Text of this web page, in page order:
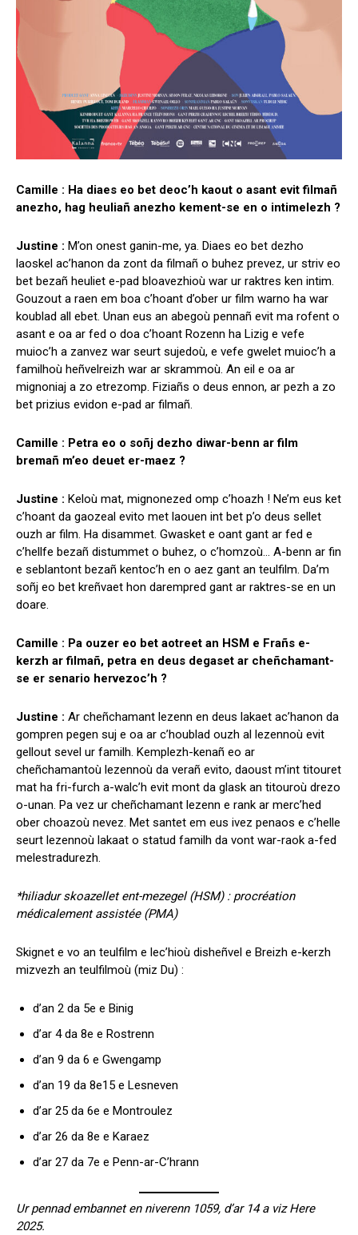
Camille : Ha diaes eo bet deoc’h kaout o asant evit filmañ
anezho, hag heuliañ anezho kement-se en o intimelezh ?
Justine : M’on onest ganin-me, ya. Diaes eo bet dezho
laoskel ac’hanon da zont da filmañ o buhez prevez, ur striv eo
bet bezañ heuliet e-pad bloavezhioù war ur raktres ken intim.
Gouzout a raen em boa c’hoant d’ober ur film warno ha war
koublad all ebet. Unan eus an abegoù pennañ evit ma rofent o
asant e oa ar fed o doa c’hoant Rozenn ha Lizig e vefe
muioc’h a zanvez war seurt sujedoù, e vefe gwelet muioc’h a
familhoù heñvelreizh war ar skrammoù. An eil e oa ar
mignoniaj a zo etrezomp. Fiziañs o deus ennon, ar pezh a zo
bet prizius evidon e-pad ar filmañ.
Camille : Petra eo o soñj dezho diwar-benn ar film
bremañ m’eo deuet er-maez ?
Justine : Keloù mat, mignonezed omp c’hoazh ! Ne’m eus ket
c’hoant da gaozeal evito met laouen int bet p’o deus sellet
ouzh ar film. Ha disammet. Gwasket e oant gant ar fed e
c’hellfe bezañ distummet o buhez, o c’homzoù… A-benn ar fin
e seblantont bezañ kentoc’h en o aez gant an teulfilm. Da’m
soñj eo bet kreñvaet hon darempred gant ar raktres-se en un
doare.
Camille : Pa ouzer eo bet aotreet an HSM e Frañs e-
kerzh ar filmañ, petra en deus degaset ar cheñchamant-
se er senario hervezoc’h ?
Justine : Ar cheñchamant lezenn en deus lakaet ac’hanon da
gompren pegen suj e oa ar c’houblad ouzh al lezennoù evit
gellout sevel ur familh. Kemplezh-kenañ eo ar
cheñchamantoù lezennoù da verañ evito, daoust m’int titouret
mat ha fri-furch a-walc’h evit mont da glask an titouroù drezo
o-unan. Pa vez ur cheñchamant lezenn e rank ar merc’hed
ober choazoù nevez. Met santet em eus ivez penaos e c’helle
seurt lezennoù lakaat o statud familh da vont war-raok a-fed
melestradurezh.
*hiliadur skoazellet ent-mezegel (HSM) : procréation
médicalement assistée (PMA)
Skignet e vo an teulfilm e lec’hioù disheñvel e Breizh e-kerzh
mizvezh an teulfilmoù (miz Du) :
d’an 2 da 5e e Binig
d’ar 4 da 8e e Rostrenn
d’an 9 da 6 e Gwengamp
d’an 19 da 8e15 e Lesneven
d’ar 25 da 6e e Montroulez
d’ar 26 da 8e e Karaez
d’ar 27 da 7e e Penn-ar-C’hrann
Ur pennad embannet en niverenn 1059, d’ar 14 a viz Here
2025.